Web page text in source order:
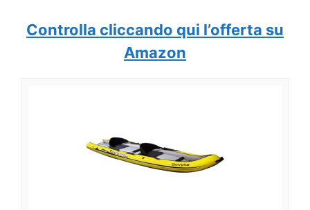
Controlla cliccando qui l’offerta su
Amazon